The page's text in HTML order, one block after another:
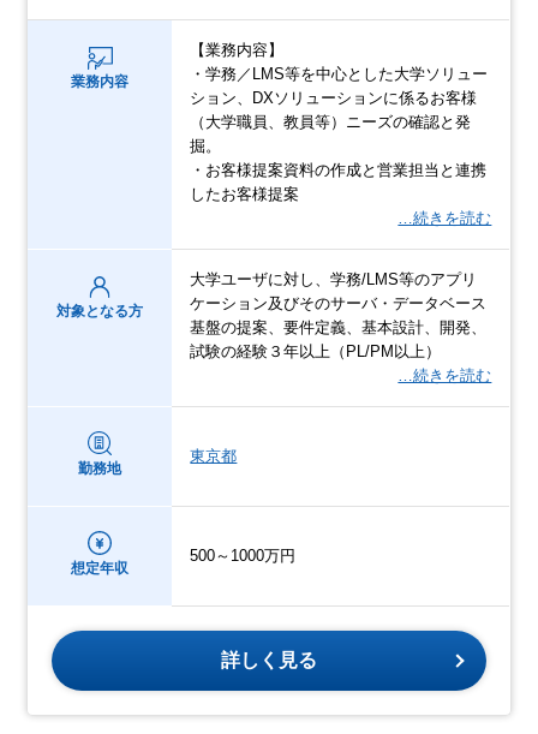
業務内容
【業務内容】
・学務／LMS等を中心とした大学ソリュー
ション、DXソリューションに係るお客様
（大学職員、教員等）ニーズの確認と発
掘。
・お客様提案資料の作成と営業担当と連携
したお客様提案
…続きを読む
対象となる方
大学ユーザに対し、学務/LMS等のアプリ
ケーション及びそのサーバ・データベース
基盤の提案、要件定義、基本設計、開発、
試験の経験３年以上（PL/PM以上）
…続きを読む
勤務地
東京都
想定年収
500～1000万円
詳しく見る